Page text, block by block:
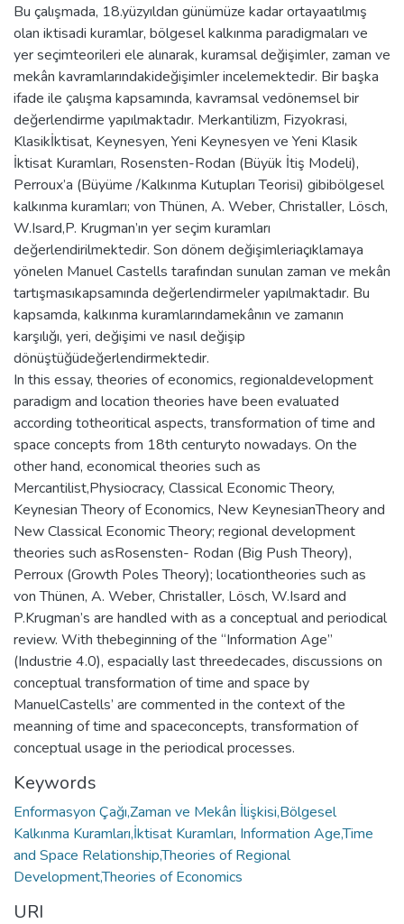
Bu çalışmada, 18.yüzyıldan günümüze kadar ortayaatılmış
olan iktisadi kuramlar, bölgesel kalkınma paradigmaları ve
yer seçimteorileri ele alınarak, kuramsal değişimler, zaman ve
mekân kavramlarındakideğişimler incelemektedir. Bir başka
ifade ile çalışma kapsamında, kavramsal vedönemsel bir
değerlendirme yapılmaktadır. Merkantilizm, Fizyokrasi,
Klasikİktisat, Keynesyen, Yeni Keynesyen ve Yeni Klasik
İktisat Kuramları, Rosensten-Rodan (Büyük İtiş Modeli),
Perroux’a (Büyüme /Kalkınma Kutupları Teorisi) gibibölgesel
kalkınma kuramları; von Thünen, A. Weber, Christaller, Lösch,
W.Isard,P. Krugman’ın yer seçim kuramları
değerlendirilmektedir. Son dönem değişimleriaçıklamaya
yönelen Manuel Castells tarafından sunulan zaman ve mekân
tartışmasıkapsamında değerlendirmeler yapılmaktadır. Bu
kapsamda, kalkınma kuramlarındamekânın ve zamanın
karşılığı, yeri, değişimi ve nasıl değişip
dönüştüğüdeğerlendirmektedir.
In this essay, theories of economics, regionaldevelopment
paradigm and location theories have been evaluated
according totheoritical aspects, transformation of time and
space concepts from 18th centuryto nowadays. On the
other hand, economical theories such as
Mercantilist,Physiocracy, Classical Economic Theory,
Keynesian Theory of Economics, New KeynesianTheory and
New Classical Economic Theory; regional development
theories such asRosensten- Rodan (Big Push Theory),
Perroux (Growth Poles Theory); locationtheories such as
von Thünen, A. Weber, Christaller, Lösch, W.Isard and
P.Krugman’s are handled with as a conceptual and periodical
review. With thebeginning of the “Information Age”
(Industrie 4.0), espacially last threedecades, discussions on
conceptual transformation of time and space by
ManuelCastells’ are commented in the context of the
meanning of time and spaceconcepts, transformation of
conceptual usage in the periodical processes.
Keywords
Enformasyon Çağı,Zaman ve Mekân İlişkisi,Bölgesel
Kalkınma Kuramları,İktisat Kuramları, Information Age,Time
and Space Relationship,Theories of Regional
Development,Theories of Economics
URI